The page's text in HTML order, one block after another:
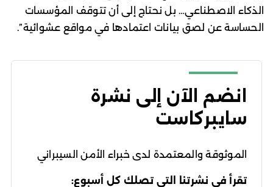
الذكاء الاصطناعي… بل نحتاج إلى أن تتوقف المؤسسات
الحساسة عن لصق بيانات اعتمادها في مواقع عشوائية”.
انضم الآن إلى نشرة
سايبركاست
الموثوقة والمعتمدة لدى خبراء الأمن السيبراني
تقرأ في نشرتنا التي تصلك كل أسبوع: